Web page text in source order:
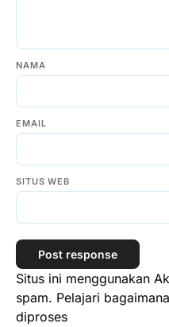
NAMA
EMAIL
SITUS WEB
Situs ini menggunakan
spam. Pelajari
diproses